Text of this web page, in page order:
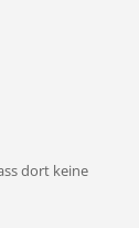
dort keine